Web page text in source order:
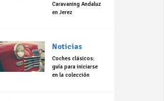
Caravaning Andaluz
en Jerez
Noticias
Coches clásicos:
guía para iniciarse
en la colección